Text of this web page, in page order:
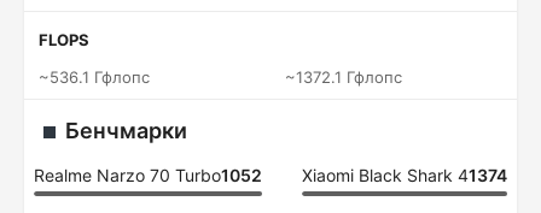
FLOPS
~536.1 Гфлопс
~1372.1 Гфлопс
Бенчмарки
Realme Narzo 70 Turbo1052 Xiaomi Black Shark 41374